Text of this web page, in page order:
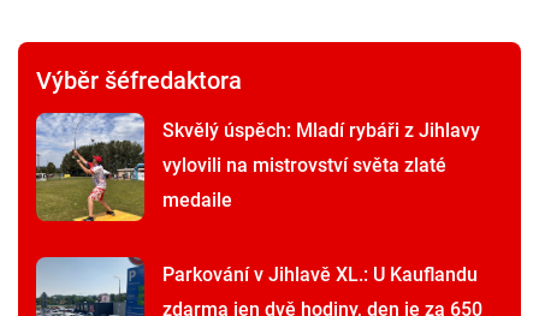
Výběr šéfredaktora
Skvělý úspěch: Mladí rybáři z Jihlavy
vylovili na mistrovství světa zlaté
medaile
Parkování v Jihlavě XL.: U Kauflandu
zdarma jen dvě hodiny, den je za 650